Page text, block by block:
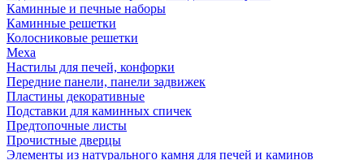
Каминные и печные наборы
Каминные решетки
Колосниковые решетки
Меха
Настилы для печей, конфорки
Передние панели, панели задвижек
Пластины декоративные
Подставки для каминных спичек
Предтопочные листы
Прочистные дверцы
Элементы из натурального камня для печей и каминов